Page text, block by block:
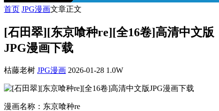
首页 JPG漫画文章正文
[石田翠][东京喰种re][全16卷]高清中文版
JPG漫画下载
枯藤老树 JPG漫画 2026-01-28 1.0W
漫画名称：东京喰种re